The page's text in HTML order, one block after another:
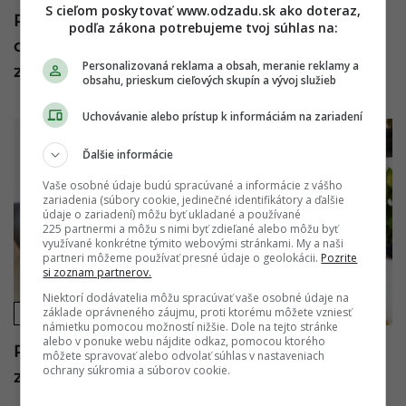
Potrebuješ len 4 suroviny: Tento
chrumkavý obed zvládne aj úplná
začiatočníčka
WELLBEING/ZDRAVIE
Padajú ti vlasy, si stále unavená a je ti
zima? Toto ženám často chýba
S cieľom poskytovať www.odzadu.sk ako doteraz,
podľa zákona potrebujeme tvoj súhlas na:
Personalizovaná reklama a obsah, meranie reklamy a
obsahu, prieskum cieľových skupín a vývoj služieb
Uchovávanie alebo prístup k informáciám na zariadení
Ďalšie informácie
Vaše osobné údaje budú spracúvané a informácie z vášho
zariadenia (súbory cookie, jedinečné identifikátory a ďalšie
údaje o zariadení) môžu byť ukladané a používané
225 partnermi a môžu s nimi byť zdieľané alebo môžu byť
využívané konkrétne týmito webovými stránkami. My a naši
partneri môžeme používať presné údaje o geolokácii. Pozrite
si zoznam partnerov.
Niektorí dodávatelia môžu spracúvať vaše osobné údaje na
základe oprávneného záujmu, proti ktorému môžete vzniesť
námietku pomocou možností nižšie. Dole na tejto stránke
alebo v ponuke webu nájdite odkaz, pomocou ktorého
môžete spravovať alebo odvolať súhlas v nastaveniach
ochrany súkromia a súborov cookie.